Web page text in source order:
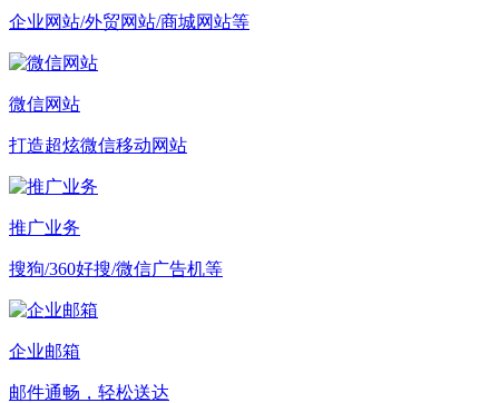
企业网站/外贸网站/商城网站等
微信网站
打造超炫微信移动网站
推广业务
搜狗/360好搜/微信广告机等
企业邮箱
邮件通畅，轻松送达